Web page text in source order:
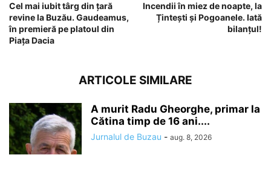
Cel mai iubit târg din țară
revine la Buzău. Gaudeamus,
în premieră pe platoul din
Piața Dacia
Incendii în miez de noapte, la
Țintești și Pogoanele. Iată
bilanțul!
ARTICOLE SIMILARE
A murit Radu Gheorghe, primar la
Cătina timp de 16 ani....
Jurnalul de Buzau - aug. 8, 2026